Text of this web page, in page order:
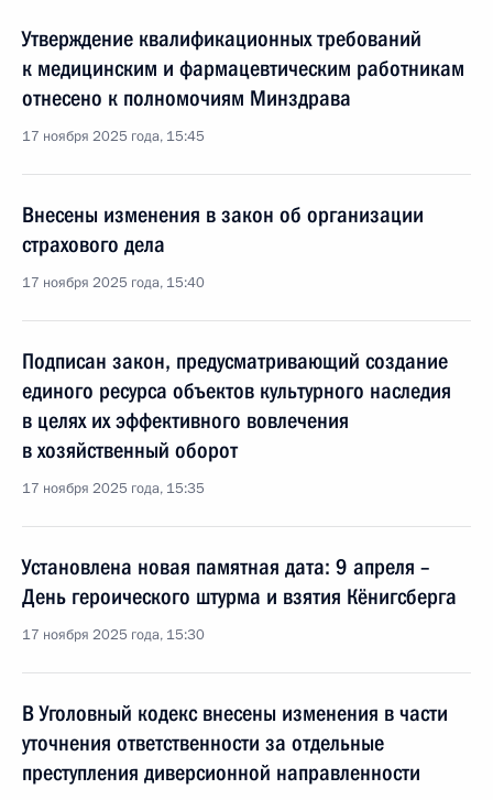
Утверждение квалификационных требований
к медицинским и фармацевтическим работникам
отнесено к полномочиям Минздрава
17 ноября 2025 года, 15:45
Внесены изменения в закон об организации
страхового дела
17 ноября 2025 года, 15:40
Подписан закон, предусматривающий создание
единого ресурса объектов культурного наследия
в целях их эффективного вовлечения
в хозяйственный оборот
17 ноября 2025 года, 15:35
Установлена новая памятная дата: 9 апреля –
День героического штурма и взятия Кёнигсберга
17 ноября 2025 года, 15:30
В Уголовный кодекс внесены изменения в части
уточнения ответственности за отдельные
преступления диверсионной направленности